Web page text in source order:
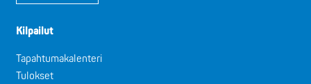
Kilpailut
Tapahtumakalenteri
Tulokset